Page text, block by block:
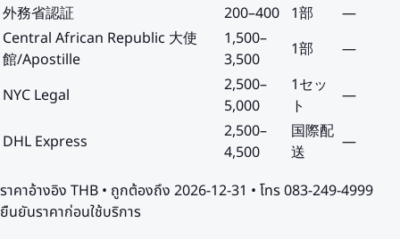
外務省認証
200–400 1部
—
Central African Republic 大使
館/Apostille
1,500–
3,500
1部 —
NYC Legal 2,500–
5,000
1セッ
ト
—
DHL Express 2,500–
4,500
国際配
送
—
ราคาอ้างอิง THB • ถูกต้องถึง 2026-12-31 • โทร 083-249-4999
ยืนยันราคาก่อนใช้บริการ